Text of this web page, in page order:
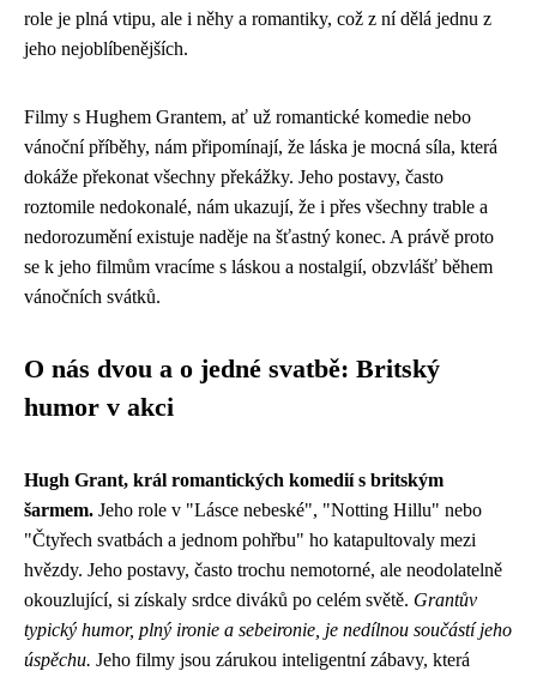
role je plná vtipu, ale i něhy a romantiky, což z ní dělá jednu z
jeho nejoblíbenějších.
Filmy s Hughem Grantem, ať už romantické komedie nebo
vánoční příběhy, nám připomínají, že láska je mocná síla, která
dokáže překonat všechny překážky. Jeho postavy, často
roztomile nedokonalé, nám ukazují, že i přes všechny trable a
nedorozumění existuje naděje na šťastný konec. A právě proto
se k jeho filmům vracíme s láskou a nostalgií, obzvlášť během
vánočních svátků.
O nás dvou a o jedné svatbě: Britský
humor v akci
Hugh Grant, král romantických komedií s britským
šarmem. Jeho role v "Lásce nebeské", "Notting Hillu" nebo
"Čtyřech svatbách a jednom pohřbu" ho katapultovaly mezi
hvězdy. Jeho postavy, často trochu nemotorné, ale neodolatelně
okouzlující, si získaly srdce diváků po celém světě. Grantův
typický humor, plný ironie a sebeironie, je nedílnou součástí jeho
úspěchu. Jeho filmy jsou zárukou inteligentní zábavy, která